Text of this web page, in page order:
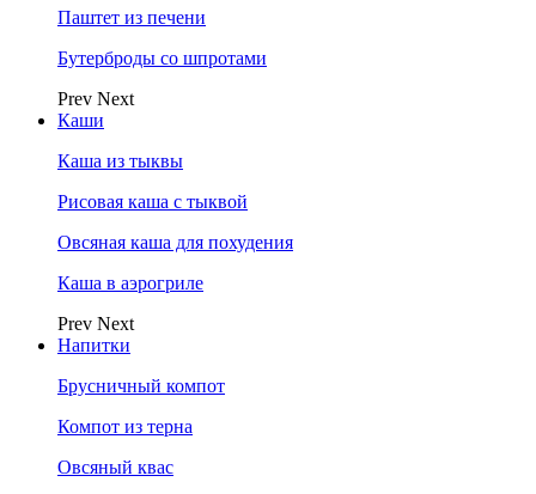
Паштет из печени
Бутерброды со шпротами
Prev Next
Каши
Каша из тыквы
Рисовая каша с тыквой
Овсяная каша для похудения
Каша в аэрогриле
Prev Next
Напитки
Брусничный компот
Компот из терна
Овсяный квас